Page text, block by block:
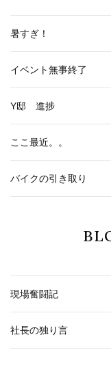
暑すぎ！
イベント無事終了
Y邸 進捗
ここ最近。。
バイクの引き取り
現場奮闘記
社長の独り言